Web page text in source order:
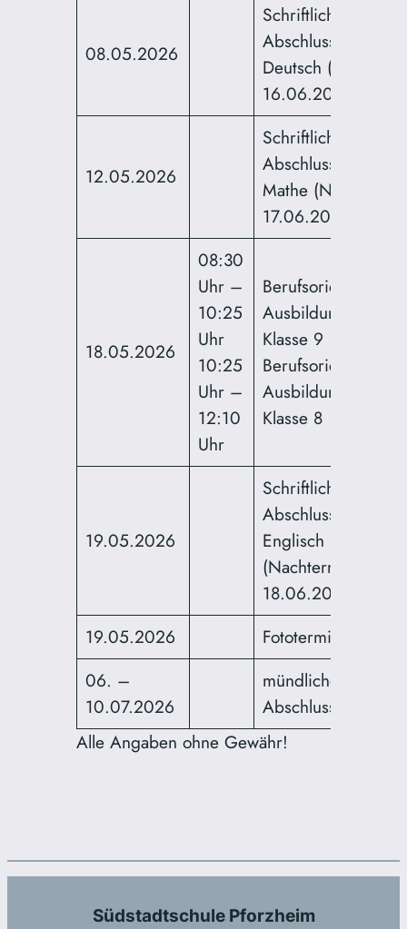
08.05.2026
Schriftlich
Abschlussprüfung
Deutsch
16.06.2026)
12.05.2026
Schriftliche
Abschlussprüfung
Mathe (Nachtermin
17.06.2026)
18.05.2026
08:30
Uhr –
10:25
Uhr
10:25
Uhr –
12:10
Uhr
Berufsorientierung
Ausbildungsmesse
Klasse 9
Berufsorientierung
Ausbildungsmesse
Klasse 8
19.05.2026
Schriftliche
Abschlussprüfung
Englisch
(Nachtermin
18.06.2026)
19.05.2026
Fototermin Klasse 4
06. –
10.07.2026
mündliche
Alle Angaben ohne Gewähr!
Südstadtschule Pforzheim